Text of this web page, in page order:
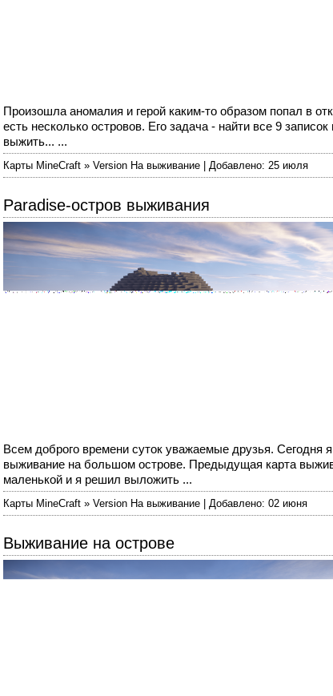
Произошла аномалия и герой каким-то образом попал в
есть несколько островов. Его задача - найти все 9
выжить... ...
Карты MineCraft » Version На выживание | Добавлено: 25 июля
Paradise-остров выживания
Всем доброго времени суток уважаемые друзья. Сегодня
выживание на большом острове. Предыдущая карта
маленькой и я решил выложить ...
Карты MineCraft » Version На выживание | Добавлено: 02 июня
Выживание на острове